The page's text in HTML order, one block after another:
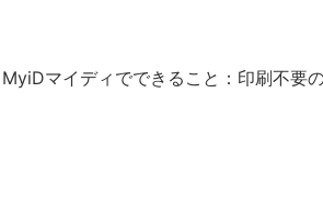
マイディでできること：印刷不要